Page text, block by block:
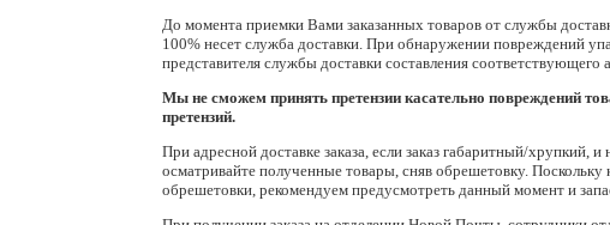
До момента приемки Вами заказанных товаров от службы
100% несет служба доставки. При обнаружении повреждений
представителя службы доставки составления соответствующего
Мы не сможем принять претензии касательно повреждений
претензий.
При адресной доставке заказа, если заказ габаритный/хрупкий,
осматривайте полученные товары, сняв обрешетовку.
обрешетовки, рекомендуем предусмотреть данный момент и